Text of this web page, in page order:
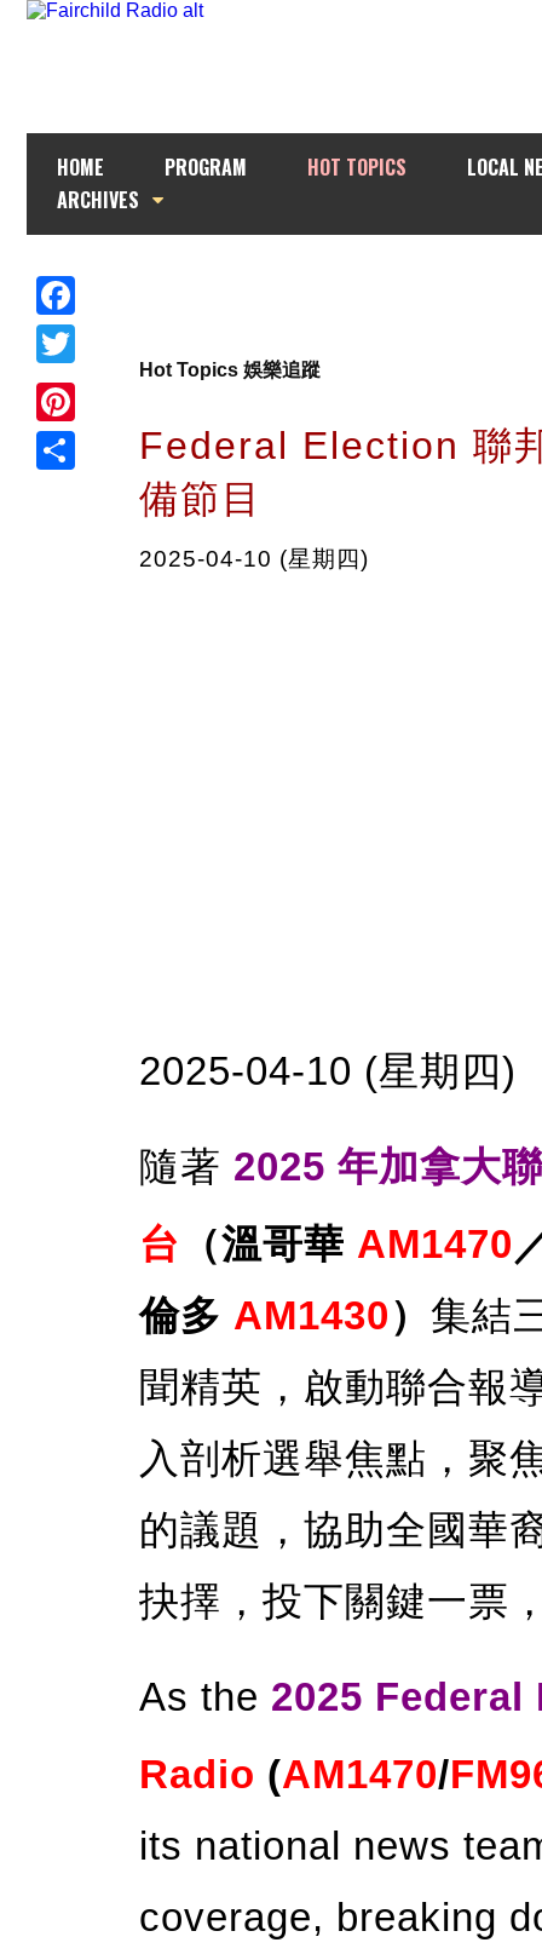
HOME PROGRAM HOT TOPICS
LOCAL
ARCHIVES
Facebook
Twitter
Pinterest
Hot Topics 娛樂追蹤
Federal Election 聯
備節目
2025-04-10 (星期四)
2025-04-10 (星期四)
隨著 2025 年加拿大
台 （溫哥華 AM1470
倫多 AM1430） 集結
聞精英，啟動聯合報
入剖析選舉焦點，聚
的議題，協助全國華
抉擇，投下關鍵一票
As the 2025
Radio (AM1470/
its national news
coverage, breaking